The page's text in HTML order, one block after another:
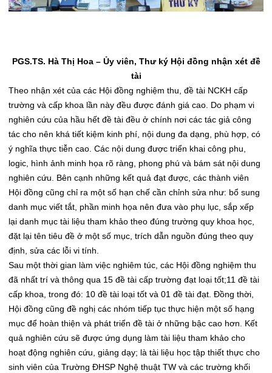
PGS.TS. Hà Thị Hoa – Ủy viên, Thư ký Hội đồng nhận xét đề
tài
Theo nhận xét của các Hội đồng nghiệm thu, đề tài NCKH cấp
trường và cấp khoa lần này đều được đánh giá cao. Do phạm vi
nghiên cứu của hầu hết đề tài đều ở chính nơi các tác giả công
tác cho nên khá tiết kiệm kinh phí, nội dung đa dạng, phù hợp, có
ý nghĩa thực tiễn cao. Các nội dung được triển khai công phu,
logic, hình ảnh minh họa rõ ràng, phong phú và bám sát nội dung
nghiên cứu. Bên cạnh những kết quả đạt được, các thành viên
Hội đồng cũng chỉ ra một số hạn chế cần chỉnh sửa như: bổ sung
danh mục viết tắt, phần minh họa nên đưa vào phụ lục, sắp xếp
lại danh mục tài liệu tham khảo theo đúng trường quy khoa học,
đặt lại tên tiêu đề ở một số mục, trích dẫn nguồn đúng theo quy
định, sửa các lỗi vi tính.
Sau một thời gian làm việc nghiêm túc, các Hội đồng nghiệm thu
đã nhất trí và thông qua 15 đề tài cấp trường đạt loại tốt;11 đề tài
cấp khoa, trong đó: 10 đề tài loại tốt và 01 đề tài đạt. Đồng thời,
Hội đồng cũng đề nghị các nhóm tiếp tục thực hiện một số hạng
mục để hoàn thiện và phát triển đề tài ở những bậc cao hơn. Kết
quả nghiên cứu sẽ được ứng dụng làm tài liệu tham khảo cho
hoạt động nghiên cứu, giảng dạy; là tài liệu học tập thiết thực cho
sinh viên của Trường ĐHSP Nghệ thuật TW và các trường khối